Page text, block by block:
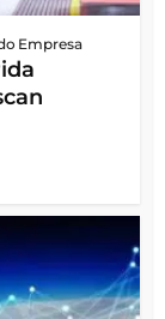
Empresa